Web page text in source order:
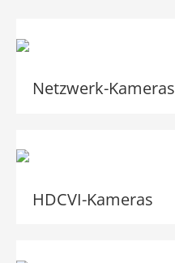
Netzwerk-Kameras
HDCVI-Kameras